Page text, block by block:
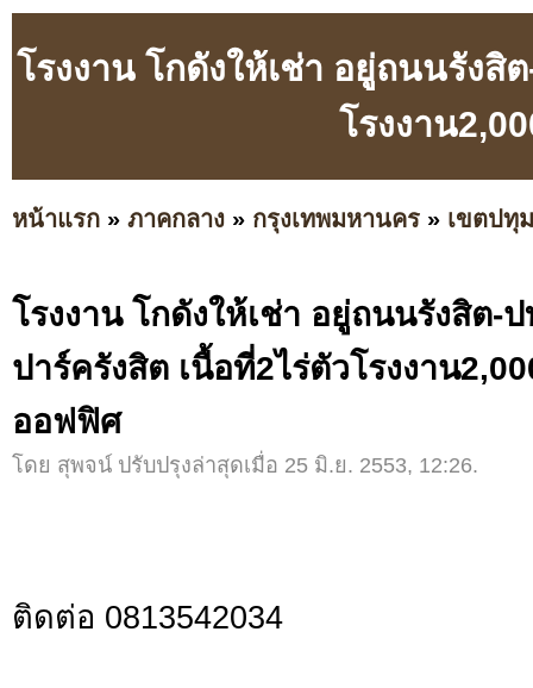
โรงงาน โกดังให้เช่า อยู่ถนนรังสิ
โรงงาน
หน้าแรก » ภาคกลาง » กรุงเทพมหานคร » เขตปทุ
โรงงาน โกดังให้เช่า อยู่ถนนรังสิต-
ปาร์ครังสิต เนื้อที่2ไร่ตัวโรงงาน
ออฟฟิศ
โดย สุพจน์ ปรับปรุงล่าสุดเมื่อ 25 มิ.ย. 2553, 12:26.
ติดต่อ 0813542034